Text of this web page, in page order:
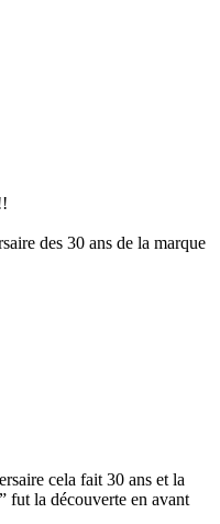
des 30 ans de la marque
cela fait 30 ans et la
fut la découverte en avant